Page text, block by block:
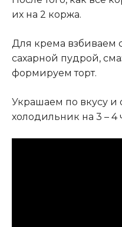
их на 2 коржа.
Для крема взбиваем
сахарной пудрой,
формируем торт.
Украшаем по вкусу и
холодильник на 3 – 4